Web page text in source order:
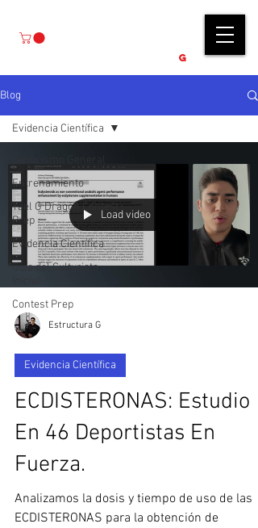
G
Blog
Entrenamiento
Yael G Dragón Contest
Prep
Evidencia Científica
Guía del Culturista
Contest Prep
Evidencia Científica
Load video
Estructura G
Evidencia Científica
ECDISTERONAS: Estudio
En 46 Deportistas En
Fuerza.
Analizamos la dosis y tiempo de uso de las
ECDISTERONAS para la obtención de